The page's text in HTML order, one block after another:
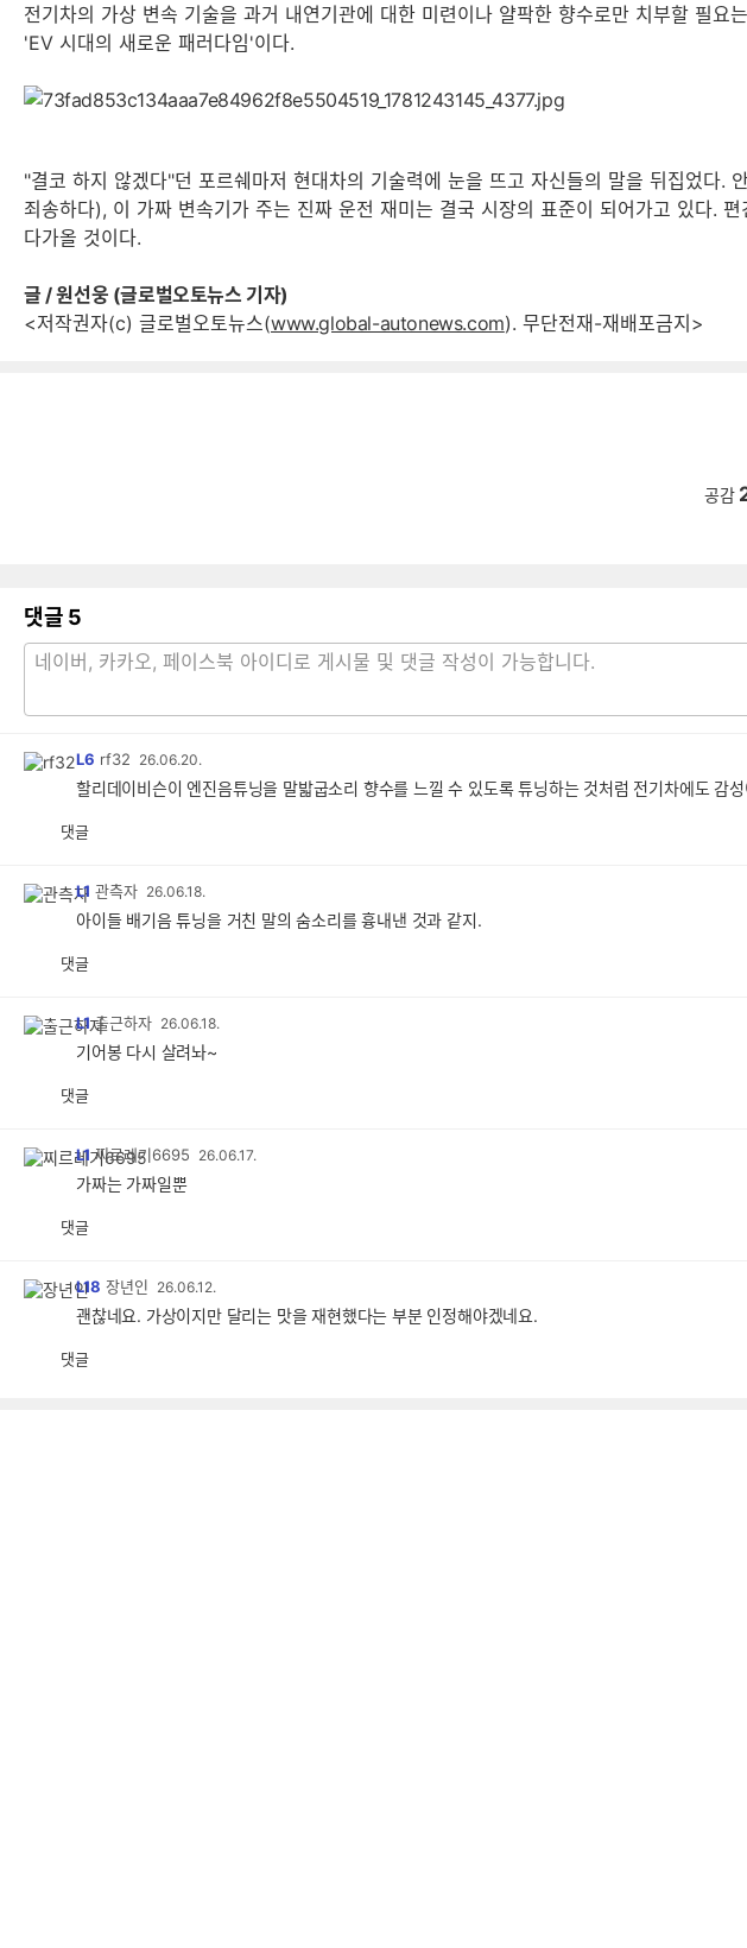
전기차의 가상 변속 기술을 과거 내연기관에 대한 미련이나 얄팍한 향수로만 치부할 필
'EV 시대의 새로운 패러다임'이다.
"결코 하지 않겠다"던 포르쉐마저 현대차의 기술력에 눈을 뜨고 자신들의 말을 뒤집었다
죄송하다), 이 가짜 변속기가 주는 진짜 운전 재미는 결국 시장의 표준이 되어가고 있다.
다가올 것이다.
글 / 원선웅 (글로벌오토뉴스 기자)​
<저작권자(c) 글로벌오토뉴스(www.global-autonews.com). 무단전재-재배포금지>
공감
댓글 5
L6 rf32 26.06.20.
할리데이비슨이 엔진음튜닝을 말밟굽소리 향수를 느낄 수 있도록 튜닝하는 것처럼 전기차에도 감
댓글
L1 관측자 26.06.18.
아이들 배기음 튜닝을 거친 말의 숨소리를 흉내낸 것과 같지.
댓글
L1 출근하자 26.06.18.
기어봉 다시 살려놔~
댓글
L1 찌르레기6695 26.06.17.
가짜는 가짜일뿐
댓글
L18 장년인 26.06.12.
괜찮네요. 가상이지만 달리는 맛을 재현했다는 부분 인정해야겠네요.
댓글